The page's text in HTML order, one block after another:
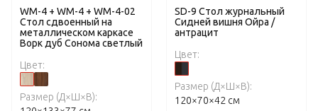
WM-4 + WM-4 + WM-4-02
Стол сдвоенный на
металлическом каркасе
Ворк дуб Сонома светлый
Цвет:
Размер (Д×Ш×В):
SD-9 Стол журнальный
Сидней вишня Ойра /
антрацит
Цвет:
Размер (Д×Ш×В):
120×70×42 см